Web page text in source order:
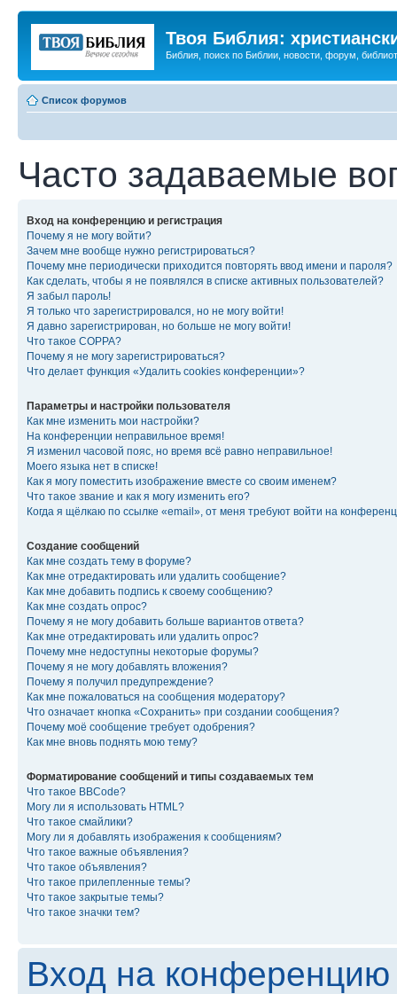
Твоя Библия:
Библия, поиск по Библии, новости, форум,
Список форумов
Часто задаваемые
Вход на конференцию и регистрация
Почему я не могу войти?
Зачем мне вообще нужно регистрироваться?
Почему мне периодически приходится повторять ввод имени и пароля?
Как сделать, чтобы я не появлялся в списке активных пользователей?
Я забыл пароль!
Я только что зарегистрировался, но не могу войти!
Я давно зарегистрирован, но больше не могу войти!
Что такое COPPA?
Почему я не могу зарегистрироваться?
Что делает функция «Удалить cookies конференции»?
Параметры и настройки пользователя
Как мне изменить мои настройки?
На конференции неправильное время!
Я изменил часовой пояс, но время всё равно неправильное!
Моего языка нет в списке!
Как я могу поместить изображение вместе со своим именем?
Что такое звание и как я могу изменить его?
Когда я щёлкаю по ссылке «email», от меня требуют войти на
Создание сообщений
Как мне создать тему в форуме?
Как мне отредактировать или удалить сообщение?
Как мне добавить подпись к своему сообщению?
Как мне создать опрос?
Почему я не могу добавить больше вариантов ответа?
Как мне отредактировать или удалить опрос?
Почему мне недоступны некоторые форумы?
Почему я не могу добавлять вложения?
Почему я получил предупреждение?
Как мне пожаловаться на сообщения модератору?
Что означает кнопка «Сохранить» при создании сообщения?
Почему моё сообщение требует одобрения?
Как мне вновь поднять мою тему?
Форматирование сообщений и типы создаваемых тем
Что такое BBCode?
Могу ли я использовать HTML?
Что такое смайлики?
Могу ли я добавлять изображения к сообщениям?
Что такое важные объявления?
Что такое объявления?
Что такое прилепленные темы?
Что такое закрытые темы?
Что такое значки тем?
Вход на конференцию